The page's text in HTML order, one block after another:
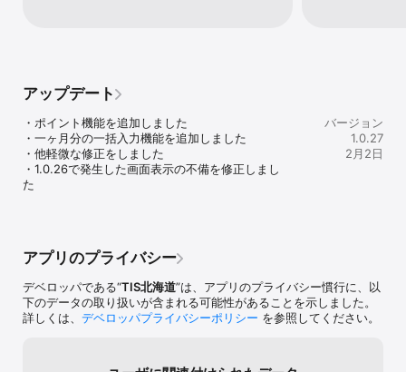
あります。
アップデート
・ポイント機能を追加しました
・一ヶ月分の一括入力機能を追加しました
・他軽微な修正をしました
・1.0.26で発生した画面表示の不備を修正しまし
た
バージョン
1.0.27
2月2日
アプリのプライバシー
デベロッパである“TIS北海道”は、アプリのプライバシー慣行に、以
下のデータの取り扱いが含まれる可能性があることを示しました。
詳しくは、 デベロッパプライバシーポリシー を参照してください。